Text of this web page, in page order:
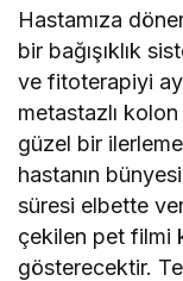
Hastamıza
bir bağışıklık
ve fitoterapiyi
metastazlı
güzel bir
hastanın
süresi elbette
çekilen pet filmi
gösterecektir.